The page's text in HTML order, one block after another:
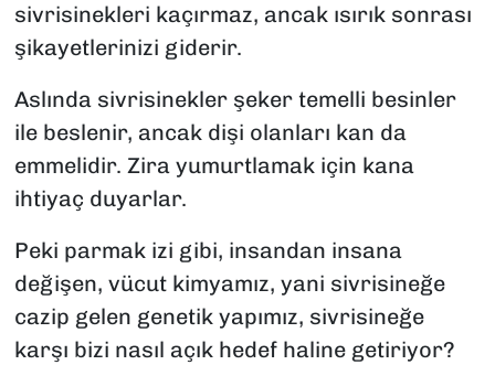
sivrisinekleri kaçırmaz, ancak ısırık sonrası
şikayetlerinizi giderir.
Aslında sivrisinekler şeker temelli besinler
ile beslenir, ancak dişi olanları kan da
emmelidir. Zira yumurtlamak için kana
ihtiyaç duyarlar.
Peki parmak izi gibi, insandan insana
değişen, vücut kimyamız, yani sivrisineğe
cazip gelen genetik yapımız, sivrisineğe
karşı bizi nasıl açık hedef haline getiriyor?